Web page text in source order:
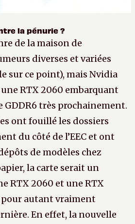
la pénurie ?
de la maison de
diverses et variées
sur ce point), mais Nvidia
RTX 2060 embarquant
GDDR6 très prochainement.
ont fouillé les dossiers
du côté de l’EEC et ont
de modèles chez
la carte serait un
RTX 2060 et une RTX
pour autant vraiment
En effet, la nouvelle